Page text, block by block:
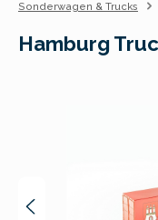
Sonderwagen & Trucks
Hamburg